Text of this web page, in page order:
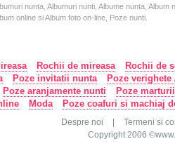
nunta, Albumuri nunti, Albume nunta,
online si Album foto on-line, Poze nunti.
Rochii de mireasa
Rochii de
Poze invitatii nunta
Poze
Poze aranjamente nunti
Poze
Moda Poze coafuri si machiaj
Despre noi
Termeni si
Copyright 2006